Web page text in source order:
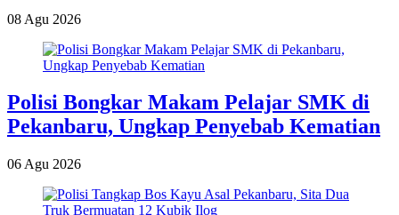
08 Agu 2026
Polisi Bongkar Makam Pelajar SMK di
Pekanbaru, Ungkap Penyebab Kematian
06 Agu 2026